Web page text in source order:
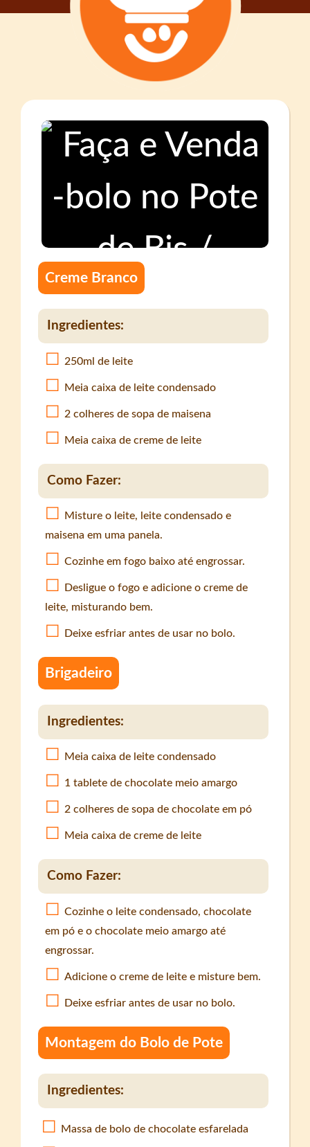
Creme Branco
Ingredientes:
250ml de leite
Meia caixa de leite condensado
2 colheres de sopa de maisena
Meia caixa de creme de leite
Como Fazer:
Misture o leite, leite condensado e
maisena em uma panela.
Cozinhe em fogo baixo até engrossar.
Desligue o fogo e adicione o creme de
leite, misturando bem.
Deixe esfriar antes de usar no bolo.
Brigadeiro
Ingredientes:
Meia caixa de leite condensado
1 tablete de chocolate meio amargo
2 colheres de sopa de chocolate em pó
Meia caixa de creme de leite
Como Fazer:
Cozinhe o leite condensado, chocolate
em pó e o chocolate meio amargo até
engrossar.
Adicione o creme de leite e misture bem.
Deixe esfriar antes de usar no bolo.
Montagem do Bolo de Pote
Ingredientes:
Massa de bolo de chocolate esfarelada